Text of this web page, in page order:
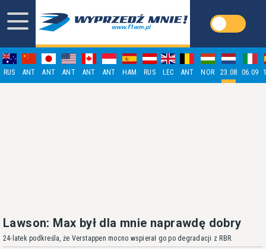
RUS ANT ANT ANT ANT ANT HAM RUS LEC ANT NOR 23.08 06.09
Lawson: Max był dla mnie naprawdę dobry
24-latek podkreśla, że Verstappen mocno wspierał go po degradacji z RBR.